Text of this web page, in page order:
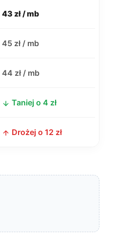
43 zł / mb
45 zł / mb
44 zł / mb
Taniej o 4 zł
Drożej o 12 zł